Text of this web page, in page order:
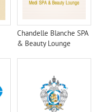
Chandelle Blanche SPA
& Beauty Lounge